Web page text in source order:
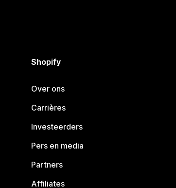
Shopify
Over ons
Carrières
Investeerders
Pers en media
Partners
Affiliates